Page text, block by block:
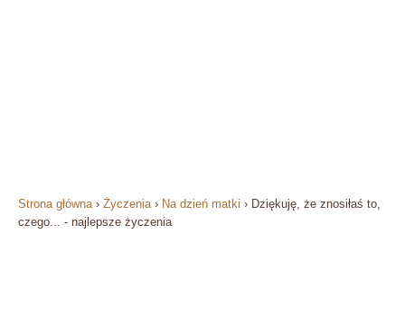
Strona główna › Życzenia › Na dzień matki › Dziękuję, że znosiłaś to,
czego... - najlepsze życzenia